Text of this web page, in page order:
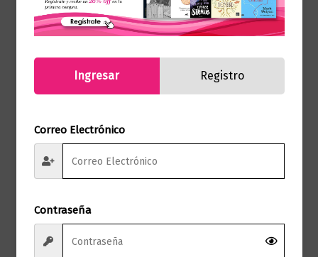
Salud
La trampa del Queso
Ingresar Registro
Correo Electrónico
Contraseña